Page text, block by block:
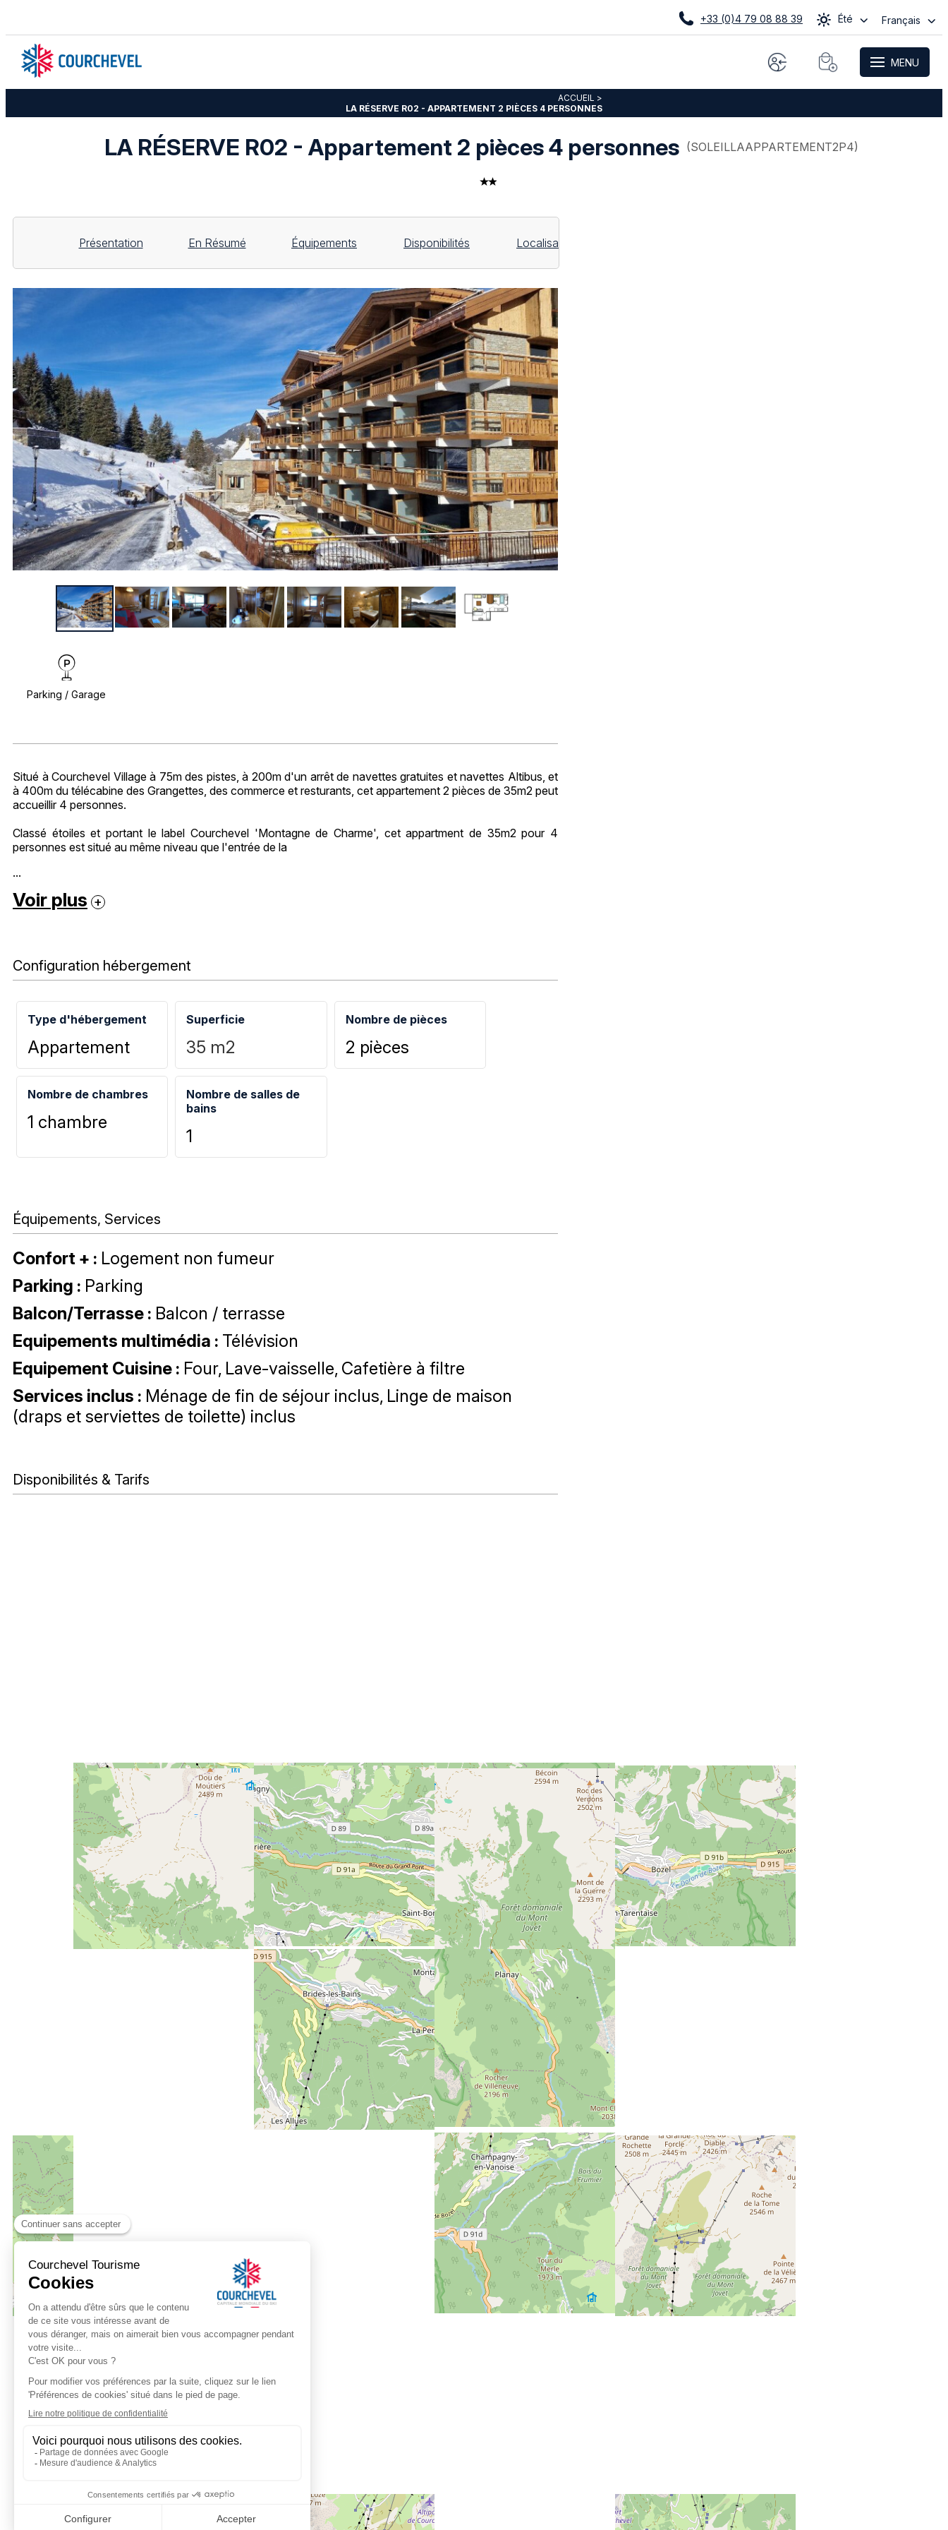
+33 (0)4 79 08 88 39 Été Français
MENU
ACCUEIL >
LA RÉSERVE R02 - APPARTEMENT 2 PIÈCES 4 PERSONNES
LA RÉSERVE R02 - Appartement 2 pièces 4 personnes (SOLEILLAAPPARTEMENT2P4)
Présentation En Résumé Équipements Disponibilités Localisation
Parking / Garage
Situé à Courchevel Village à 75m des pistes, à 200m d'un arrêt de navettes gratuites et navettes Altibus, et
à 400m du télécabine des Grangettes, des commerce et resturants, cet appartement 2 pièces de 35m2 peut
accueillir 4 personnes.
Classé étoiles et portant le label Courchevel 'Montagne de Charme', cet appartment de 35m2 pour 4
personnes est situé au même niveau que l'entrée de la
...
Voir plus
Configuration hébergement
Type d'hébergement
Appartement
Superficie
35 m2
Nombre de pièces
2 pièces
Nombre de chambres
1 chambre
Nombre de salles de
bains
1
Équipements, Services
Confort + : Logement non fumeur
Parking : Parking
Balcon/Terrasse : Balcon / terrasse
Equipements multimédia : Télévision
Equipement Cuisine : Four Lave-vaisselle Cafetière à filtre
Services inclus : Ménage de fin de séjour inclus Linge de maison
(draps et serviettes de toilette) inclus
Disponibilités & Tarifs